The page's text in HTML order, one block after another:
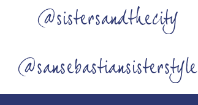
@sistersandthecity
@sansebastiansisterstyle